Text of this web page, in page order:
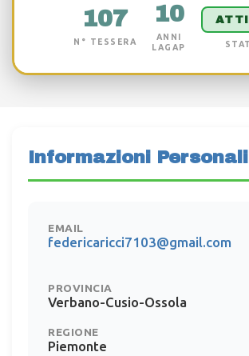
107
N° TESSERA
10
ANNI
LAGAP
Informazioni Personali
EMAIL
federicaricci7103@gmail.com
PROVINCIA
Verbano-Cusio-Ossola
REGIONE
Piemonte